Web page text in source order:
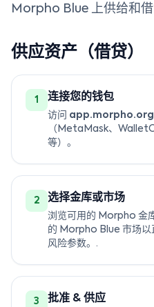
Morpho Blue 上供给和
供应资产（借贷）
1 连接您的钱包
访问 app.morpho.org
（MetaMask、
等）。
2 选择金库或市场
浏览可用的 Morph​​o 金
的 Morph​​o Blue 市场以
风险参数。.
3 批准 & 供应